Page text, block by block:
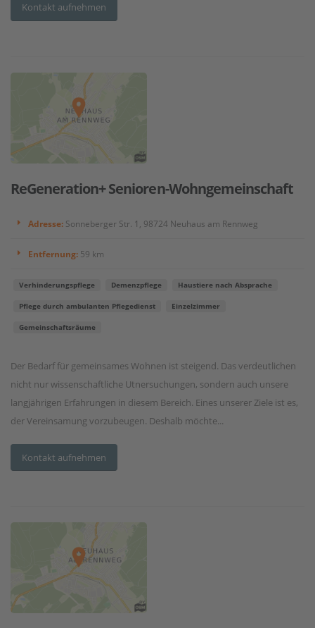
Kontakt aufnehmen
ReGeneration+ Senioren-Wohngemeinschaft
Adresse: Sonneberger Str. 1, 98724 Neuhaus am Rennweg
Entfernung: 59 km
Verhinderungspflege Demenzpflege Haustiere nach Absprache
Pflege durch ambulanten Pflegedienst Einzelzimmer
Gemeinschaftsräume
Der Bedarf für gemeinsames Wohnen ist steigend. Das verdeutlichen
nicht nur wissenschaftliche Utnersuchungen, sondern auch unsere
langjährigen Erfahrungen in diesem Bereich. Eines unserer Ziele ist es,
der Vereinsamung vorzubeugen. Deshalb möchte...
Kontakt aufnehmen